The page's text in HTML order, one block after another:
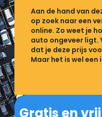
Aan de hand van
op zoek naar een
online. Zo weet je
auto ongeveer ligt.
dat je deze prijs
Maar het is wel een
Gratis en